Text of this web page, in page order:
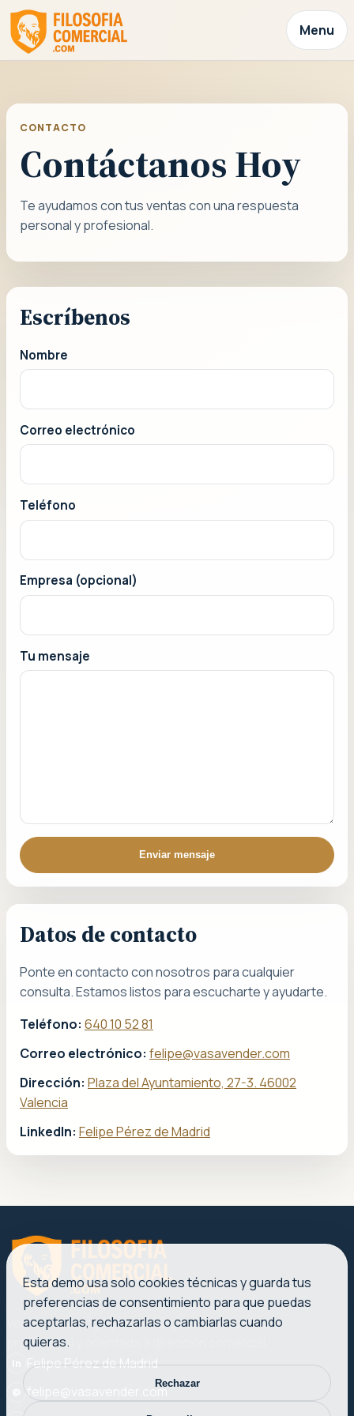
Menu
CONTACTO
Contáctanos Hoy
Te ayudamos con tus ventas con una respuesta
personal y profesional.
Escríbenos
Nombre
Correo electrónico
Teléfono
Empresa (opcional)
Tu mensaje
Enviar mensaje
Datos de contacto
Ponte en contacto con nosotros para cualquier
consulta. Estamos listos para escucharte y ayudarte.
Teléfono: 640 10 52 81
Correo electrónico: felipe@vasavender.com
Dirección: Plaza del Ayuntamiento, 27-3. 46002
Valencia
LinkedIn: Felipe Pérez de Madrid
Ventas, liderazgo y marketing con una voz clara,
profesional y orientada a dirección comercial.
Felipe Pérez de Madrid
felipe@vasavender.com
Esta demo usa solo cookies técnicas y guarda tus
preferencias de consentimiento para que puedas
aceptarlas, rechazarlas o cambiarlas cuando
quieras.
Rechazar